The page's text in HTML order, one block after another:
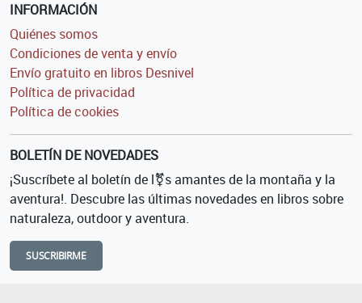
INFORMACIÓN
Quiénes somos
Condiciones de venta y envío
Envío gratuito en libros Desnivel
Política de privacidad
Política de cookies
BOLETÍN DE NOVEDADES
¡Suscríbete al boletín de l⚧s amantes de la montaña y la
aventura!. Descubre las últimas novedades en libros sobre
naturaleza, outdoor y aventura.
SUSCRIBIRME